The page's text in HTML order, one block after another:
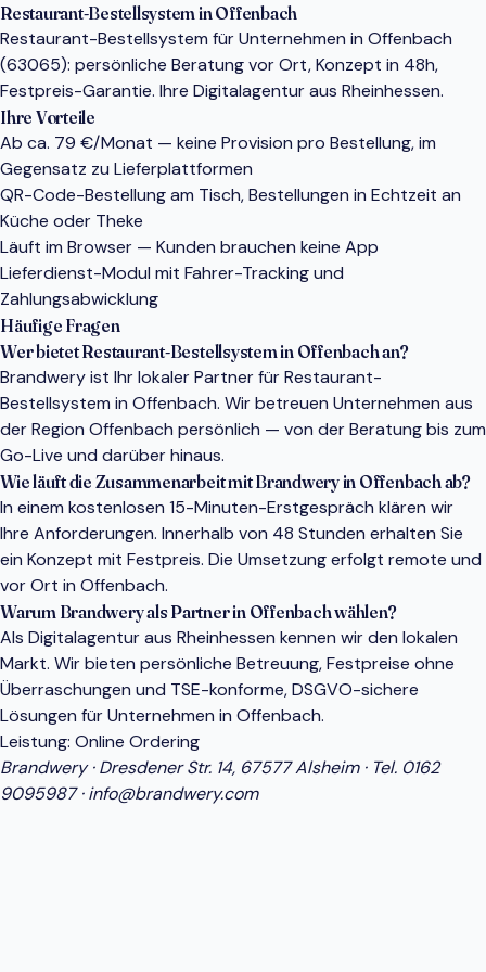
Restaurant-Bestellsystem in Offenbach
Restaurant-Bestellsystem für Unternehmen in Offenbach
(63065): persönliche Beratung vor Ort, Konzept in 48h,
Festpreis-Garantie. Ihre Digitalagentur aus Rheinhessen.
Ihre Vorteile
Ab ca. 79 €/Monat — keine Provision pro Bestellung, im
Gegensatz zu Lieferplattformen
QR-Code-Bestellung am Tisch, Bestellungen in Echtzeit an
Küche oder Theke
Läuft im Browser — Kunden brauchen keine App
Lieferdienst-Modul mit Fahrer-Tracking und
Zahlungsabwicklung
Häufige Fragen
Wer bietet Restaurant-Bestellsystem in Offenbach an?
Brandwery ist Ihr lokaler Partner für Restaurant-
Bestellsystem in Offenbach. Wir betreuen Unternehmen aus
der Region Offenbach persönlich — von der Beratung bis zum
Go-Live und darüber hinaus.
Wie läuft die Zusammenarbeit mit Brandwery in Offenbach ab?
In einem kostenlosen 15-Minuten-Erstgespräch klären wir
Ihre Anforderungen. Innerhalb von 48 Stunden erhalten Sie
ein Konzept mit Festpreis. Die Umsetzung erfolgt remote und
vor Ort in Offenbach.
Warum Brandwery als Partner in Offenbach wählen?
Als Digitalagentur aus Rheinhessen kennen wir den lokalen
Markt. Wir bieten persönliche Betreuung, Festpreise ohne
Überraschungen und TSE-konforme, DSGVO-sichere
Lösungen für Unternehmen in Offenbach.
Leistung: Online Ordering
Brandwery · Dresdener Str. 14, 67577 Alsheim · Tel. 0162
9095987·info@brandwery.com